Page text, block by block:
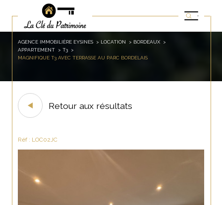
AGENCE IMMOBILIÈRE EYSINES LOCATION
BORDEAUX
APPARTEMENT
T3
MAGNIFIQUE T3 AVEC TERRASSE AU PARC BORDELAIS
Retour aux résultats
Réf : LOC02JC